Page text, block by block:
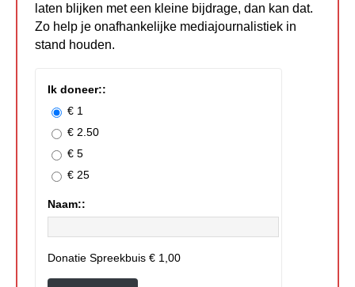
laten blijken met een kleine bijdrage, dan kan dat.
Zo help je onafhankelijke mediajournalistiek in
stand houden.
Ik doneer::
€ 1
€ 2.50
€ 5
€ 25
Naam::
Donatie Spreekbuis € 1,00